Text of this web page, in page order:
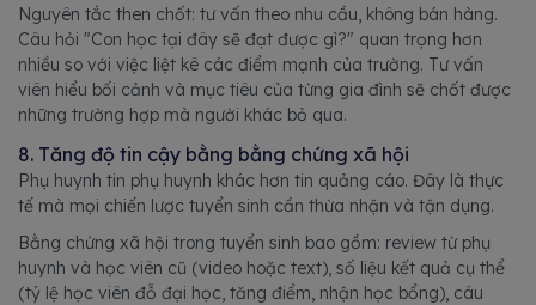
Nguyên tắc then chốt: tư vấn theo nhu cầu, không bán hàng.
Câu hỏi "Con học tại đây sẽ đạt được gì?" quan trọng hơn
nhiều so với việc liệt kê các điểm mạnh của trường. Tư vấn
viên hiểu bối cảnh và mục tiêu của từng gia đình sẽ chốt được
những trường hợp mà người khác bỏ qua.
8. Tăng độ tin cậy bằng bằng chứng xã hội
Phụ huynh tin phụ huynh khác hơn tin quảng cáo. Đây là thực
tế mà mọi chiến lược tuyển sinh cần thừa nhận và tận dụng.
Bằng chứng xã hội trong tuyển sinh bao gồm: review từ phụ
huynh và học viên cũ (video hoặc text), số liệu kết quả cụ thể
(tỷ lệ học viên đỗ đại học, tăng điểm, nhận học bổng), câu